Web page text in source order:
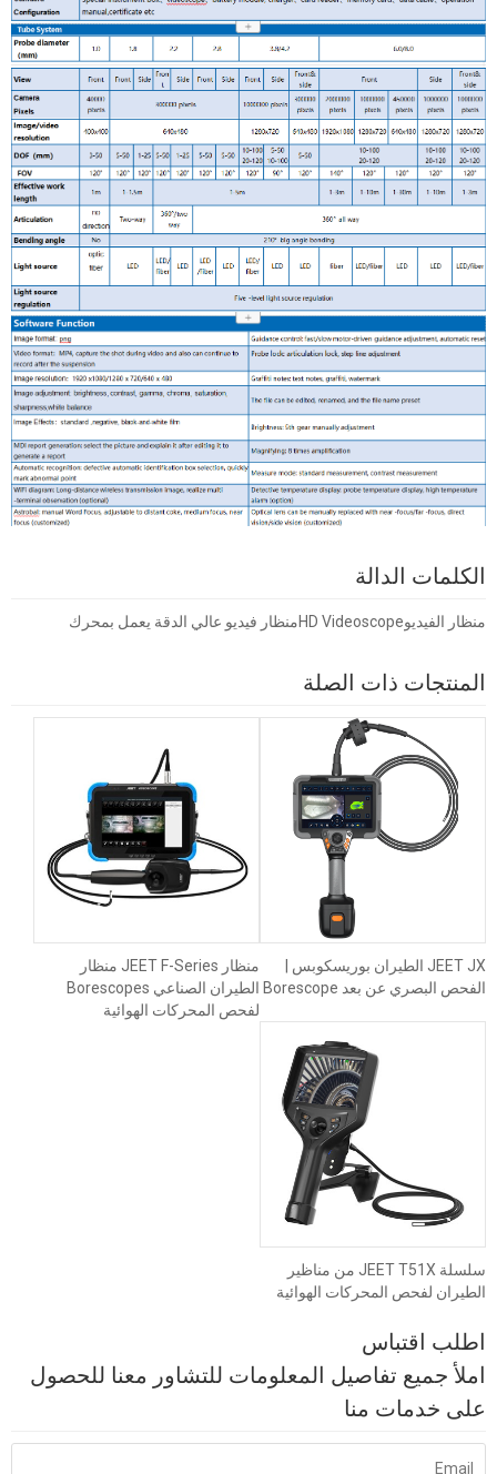
الكلمات الدالة
منظار الفيديوHD Videoscopeمنظار فيديو عالي الدقة يعمل بمحرك
المنتجات ذات الصلة
JEET JX الطيران بوريسكوبس |
الفحص البصري عن بعد Borescope
منظار JEET F-Series منظار
الطيران الصناعي Borescopes
لفحص المحركات الهوائية
سلسلة JEET T51X من مناظير
الطيران لفحص المحركات الهوائية
اطلب اقتباس
املأ جميع تفاصيل المعلومات للتشاور معنا للحصول
على خدمات منا